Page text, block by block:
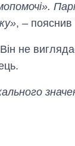
, – пояснив
не